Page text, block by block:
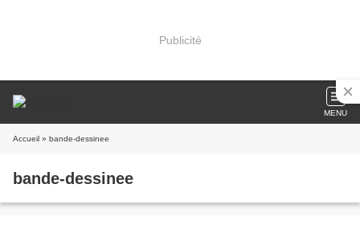
Publicité
MENU
Accueil » bande-dessinee
bande-dessinee